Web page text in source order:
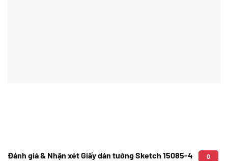
Đánh giá & Nhận xét Giấy dán tường Sketch 15085-4 0